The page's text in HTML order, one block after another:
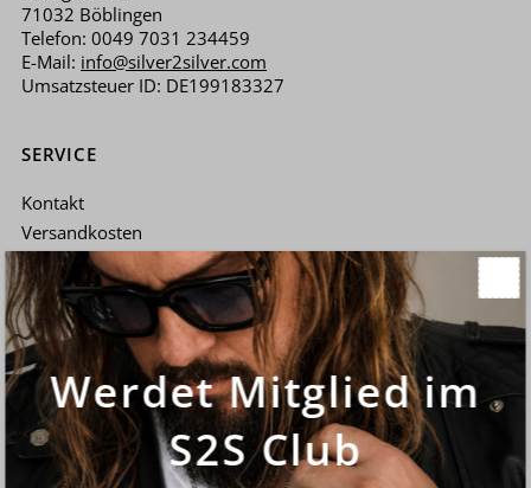
71032 Böblingen
Telefon: 0049 7031 234459
E-Mail: info@silver2silver.com
Umsatzsteuer ID: DE199183327
SERVICE
Kontakt
Versandkosten
Pflegehinweise
FAQ - Oft gestellte Fragen
Termine
RECHTLICHES
Impressum
Allgemeine Geschäftsbedingungen (AGB)
Werdet Mitglied im
S2S Club